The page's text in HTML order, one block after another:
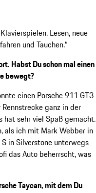
Lesen, neue
und Tauchen.“
Habst Du schon mal einen
bewegt?
einen Porsche 911 GT3
ganz in der
hat sehr viel Spaß gemacht.
als ich mit Mark Webber in
in Silverstone unterwegs
das Auto beherrscht, was
Taycan, mit dem Du